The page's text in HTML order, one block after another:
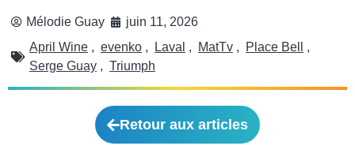
Mélodie Guay
juin 11, 2026
April Wine , evenko , Laval , MatTv , Place Bell
,
Serge Guay , Triumph
Retour aux articles